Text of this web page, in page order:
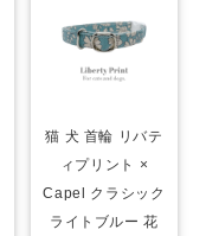
猫 犬 首輪 リバテ
ィプリント ×
Capel クラシック
ライトブルー 花